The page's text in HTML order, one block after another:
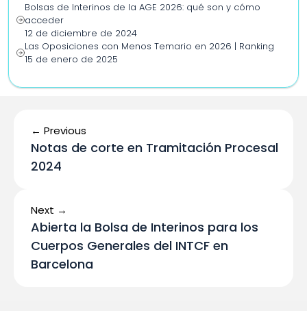
Bolsas de Interinos de la AGE 2026: qué son y cómo
acceder
12 de diciembre de 2024
Las Oposiciones con Menos Temario en 2026 | Ranking
15 de enero de 2025
← Previous
Notas de corte en Tramitación Procesal
2024
Next →
Abierta la Bolsa de Interinos para los
Cuerpos Generales del INTCF en
Barcelona